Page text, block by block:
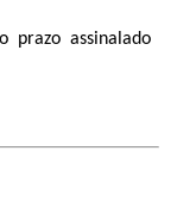
prazo assinalado